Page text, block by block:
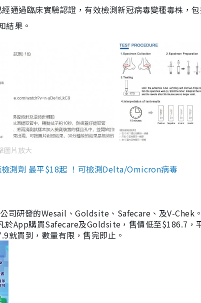
通過臨床實驗認證，有效檢測新冠病毒變種毒株，
結果。
圖片放大
測劑 最平$18起 ！可檢測Delta/Omicron病毒
司研發的Wesail、Goldsite、Safecare、及V-Chek
於App購買Safecare及Goldsite，售價低至$186.7，
就買到，數量有限，售完即止。